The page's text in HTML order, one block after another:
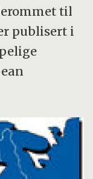
til
publisert i